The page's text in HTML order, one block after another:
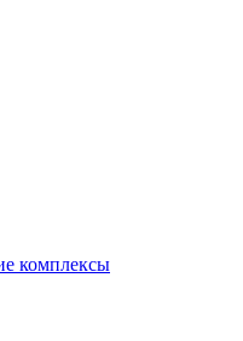
комплексы